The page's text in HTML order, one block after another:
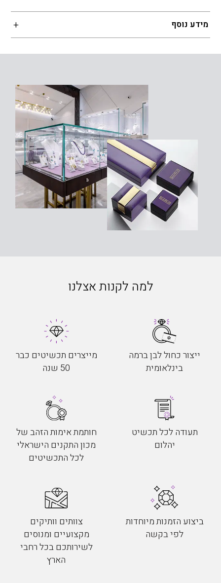
מידע נוסף
למה לקנות אצלנו
ייצור כחול לבן ברמה
בינלאומית
מייצרים תכשיטים כבר
50 שנה
תעודה לכל תכשיט
יהלום
חותמת אימות הזהב של
מכון התקנים הישראלי
לכל התכשיטים
ביצוע הזמנות מיוחדות
לפי בקשה
צוותים וותיקים
מקצועיים ומנוסים
לשירותכם בכל רחבי
הארץ